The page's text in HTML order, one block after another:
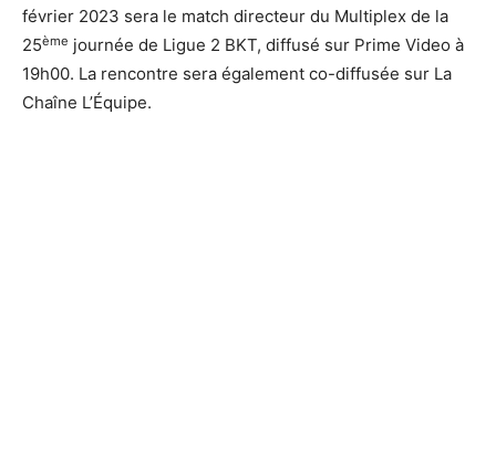
février 2023 sera le match directeur du Multiplex de la
25ème journée de Ligue 2 BKT, diffusé sur Prime Video à
19h00. La rencontre sera également co-diffusée sur La
Chaîne L’Équipe.